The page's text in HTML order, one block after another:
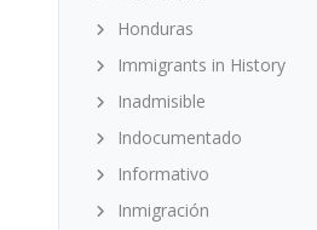
Honduras
Immigrants in History
Inadmisible
Indocumentado
Informativo
Inmigración